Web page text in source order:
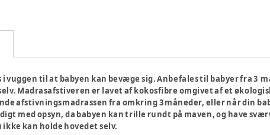
vuggen til at babyen kan bevæge sig. Anbefales til babyer fra 3
Madrasafstiveren er lavet af kokosfibre omgivet af et
afstivningsmadrassen fra omkring 3 måneder, eller når din
med opsyn, da babyen kan trille rundt på maven, og have
kan holde hovedet selv.